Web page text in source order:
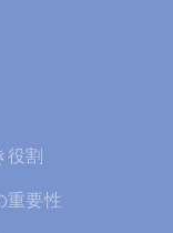
割
重要性